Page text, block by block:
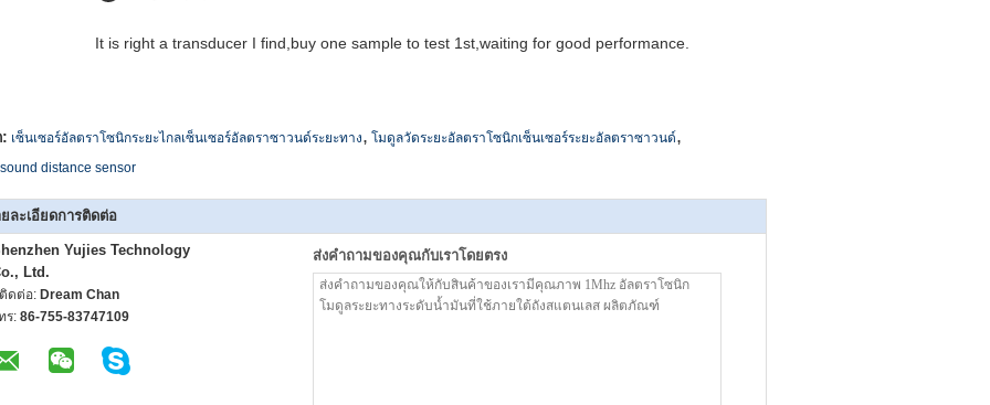
It is right a transducer I find,buy one sample to test 1st,waiting for good performance.
เซ็นเซอร์อัลตราโซนิกระยะไกลเซ็นเซอร์อัลตราซาวนด์ระยะทาง, โมดูลวัดระยะอัลตราโซนิกเซ็นเซอร์ระยะอัลตราซาวนด์,
distance sensor
ละเอียดการติดต่อ
Yujies Technology
Ltd.
ดต่อ: Dream Chan
ร: 86-755-83747109
ส่งคำถามของคุณกับเราโดยตรง